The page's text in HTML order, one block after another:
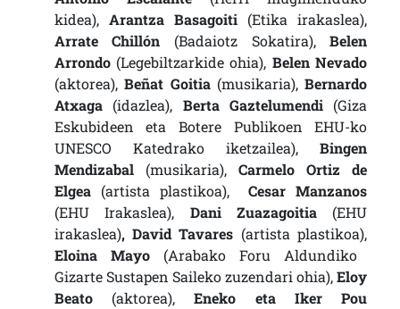
kidea), Arantza Basagoiti (Etika irakaslea),
Arrate Chillón (Badaiotz Sokatira),Belen
Arrondo(Legebiltzarkide ohia), Belen Nevado
(aktorea),Beñat Goitia(musikaria),Bernardo
Atxaga(idazlea), Berta Gaztelumendi(Giza
Eskubideen eta Botere Publikoen EHU-ko
UNESCO Katedrako iketzailea),Bingen
Mendizabal(musikaria), Carmelo Ortiz de
Elgea(artista plastikoa),Cesar Manzanos
(EHU Irakaslea), Dani Zuazagoitia(EHU
irakaslea), David Tavares (artista plastikoa),
Eloina Mayo(Arabako Foru Aldundiko
Gizarte Sustapen Saileko zuzendari ohia),Eloy
Beato(aktorea),Eneko eta Iker Pou